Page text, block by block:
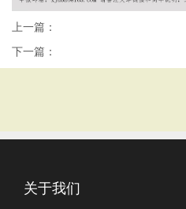
上一篇：
下一篇：
关于我们